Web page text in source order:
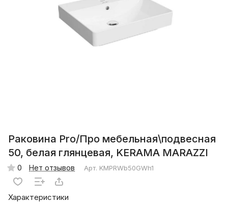
Раковина Pro/Про мебельная\подвесная
50, белая глянцевая, KERAMA MARAZZI
0 Нет отзывов Арт. KMPRWb50GWh1
Характеристики